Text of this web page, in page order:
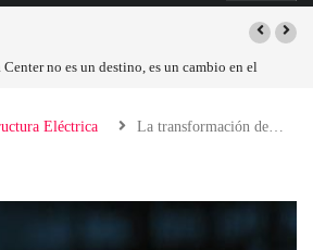
por semiconductores aumentarán más de
Eléctrica La transformación de…